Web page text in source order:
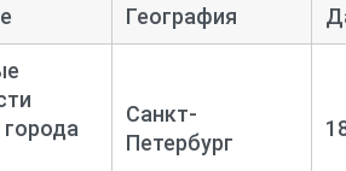
География
Санкт-
Петербург